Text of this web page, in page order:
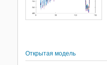
Открытая модель